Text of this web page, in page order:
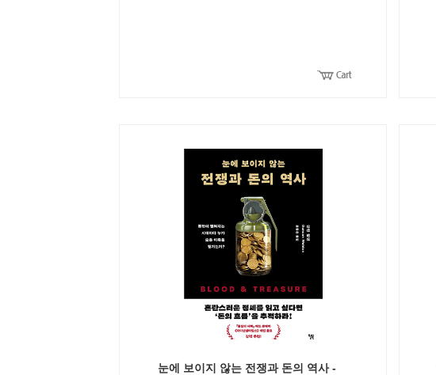
눈에 보이지 않는 전쟁과 돈의 역사 -